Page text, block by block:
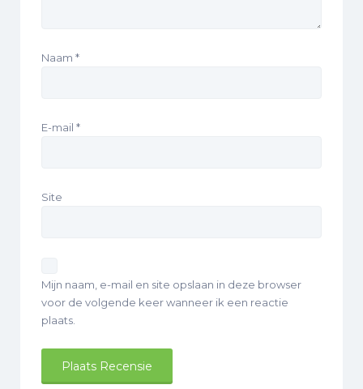
Naam *
E-mail *
Site
Mijn naam, e-mail en site opslaan in deze browser
voor de volgende keer wanneer ik een reactie
plaats.